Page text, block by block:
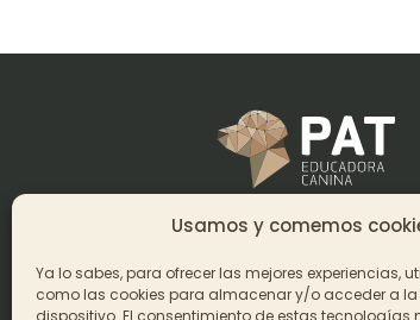
Usamos y comemos
Ya lo sabes, para ofrecer las mejores experiencias,
como las cookies para almacenar y/o acceder a
dispositivo. El consentimiento de estas tecnologías